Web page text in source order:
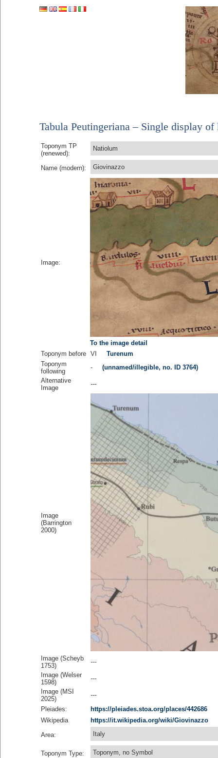
Tabula Peutingeriana – Single display of
Toponym TP
(renewed):
Natiolum
Name (modern): Giovinazzo
Image:
To the image detail
Toponym before VI Turenum
Toponym
following
- (unnamed/illegible, no. ID 3764)
Alternative
Image
---
Image
(Barrington
2000)
Image (Scheyb
1753)
---
Image (Welser
1598)
---
Image (MSI
2025)
---
Pleiades:
https://pleiades.stoa.org/places/442686
Wikipedia
https://it.wikipedia.org/wiki/Giovinazzo
Area:
Italy
Toponym Type: Toponym, no Symbol